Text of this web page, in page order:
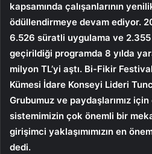
kapsamında çalışanlarının
ödüllendirmeye devam ediyor.
6.526 süratli uygulama ve
geçirildiği programda 8 yılda
milyon TL’yi aştı. Bi-Fikir
Kümesi İdare Konseyi Lideri
Grubumuz ve paydaşlarımız
sistemimizin çok önemli bir
girişimci yaklaşımımızın en
dedi.